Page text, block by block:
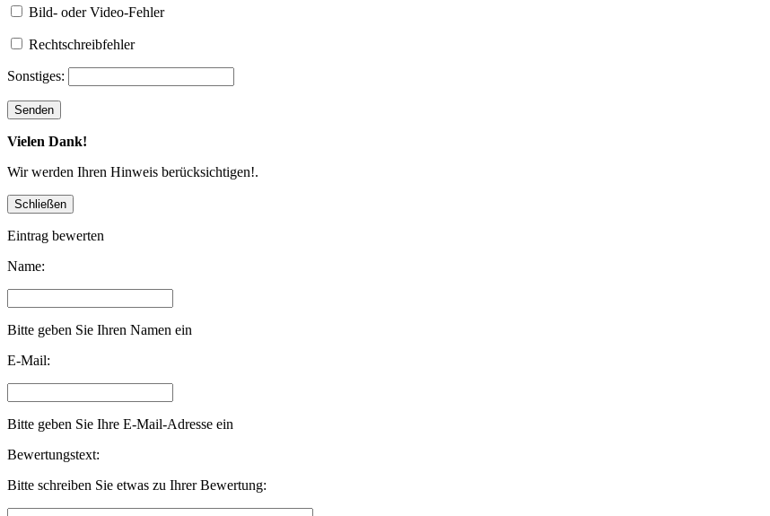
Bild- oder Video-Fehler
Rechtschreibfehler
Sonstiges:
Vielen Dank!
Wir werden Ihren Hinweis berücksichtigen!.
Eintrag bewerten
Name:
Bitte geben Sie Ihren Namen ein
E-Mail:
Bitte geben Sie Ihre E-Mail-Adresse ein
Bewertungstext:
Bitte schreiben Sie etwas zu Ihrer Bewertung: